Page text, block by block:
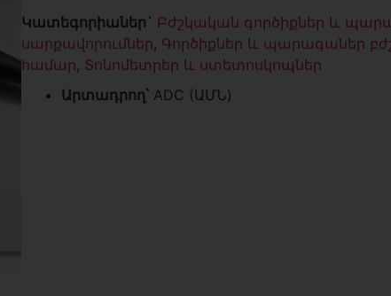
Կատեգորիաներ` Բժշկական գործիքներ և
սարքավորումներ, Գործիքներ և պարագաներ
համար, Տոնոմետրեր և ստետոսկոպներ
Արտադրող՝ ADC (ԱՄՆ)